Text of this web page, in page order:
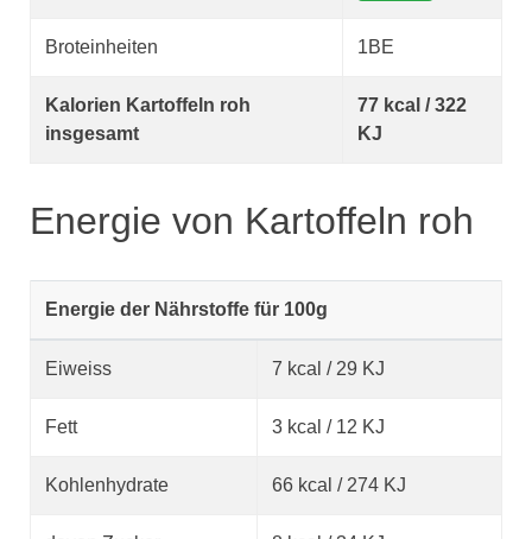
Broteinheiten 1BE
Kalorien Kartoffeln roh
insgesamt
77 kcal / 322
KJ
Energie von Kartoffeln roh
Energie der Nährstoffe für 100g
Eiweiss 7 kcal / 29 KJ
Fett 3 kcal / 12 KJ
Kohlenhydrate 66 kcal / 274 KJ